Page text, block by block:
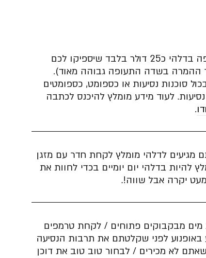
המירו לרופי בשדה התעופה בדלהי כ25 דולר בלבד שיספיקו לכם
ההמרה בשדה התעופה גבוהה מאוד).
סוכנות נסיעות או כספומט, כספומטים
לעוד מידע מומלץ להיכנס לכתבה
.
מגיעים לדלהי מומלץ לקחת חדר עם מזגן
להיות בדלהי יום יומיים בכדי לחוות את
יקרה אבל שווה!.
מבקבוקים פתוחים / לקחת טרמפים
לפני שקלטתם את תרבות הנסיעה
לא מכירים / לבחור טוב טוב את דוכן